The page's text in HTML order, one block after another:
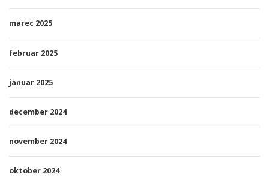
marec 2025
februar 2025
januar 2025
december 2024
november 2024
oktober 2024